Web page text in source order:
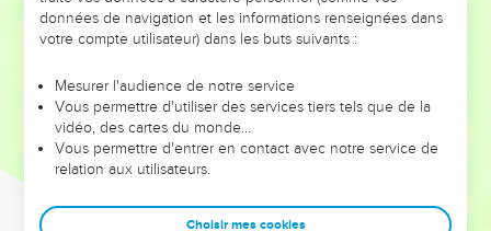
VOTRES ?
leur foi ou leur vision. Mais on voit moins les doutes, les erreurs
et les saisons difficiles qu'ils ont traversés, alors même que ce
sont elles qui les ont façonnés.
Dans cette conférence, leaders, entrepreneurs, et responsables
clés pour avancer avec plus de sagesse afin que leurs erreurs
données de navigation et les informations renseignées dans
votre compte utilisateur) dans les buts suivants :
Mesurer l'audience de notre service
Vous permettre d'utiliser des services tiers tels que de la
vidéo, des cartes du monde…
Vous permettre d'entrer en contact avec notre service de
relation aux utilisateurs.
Choisir mes cookies